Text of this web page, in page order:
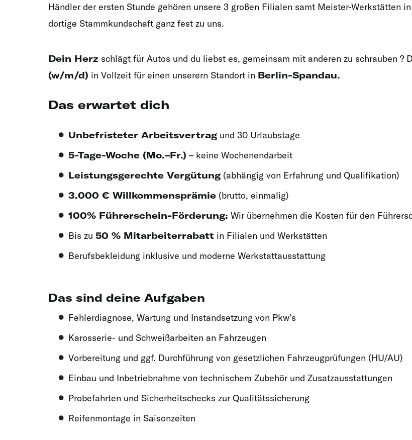
Händler der ersten Stunde gehören unsere 3 großen Filialen samt Meister-Werkstätten
dortige Stammkundschaft ganz fest zu uns.
Dein Herz schlägt für Autos und du liebst es, gemeinsam mit anderen zu schrauben ?
(w/m/d) in Vollzeit für einen unserern Standort in Berlin-Spandau.
Das erwartet dich
Unbefristeter Arbeitsvertrag und 30 Urlaubstage
5-Tage-Woche (Mo.–Fr.) – keine Wochenendarbeit
Leistungsgerechte Vergütung (abhängig von Erfahrung und Qualifikation)
3.000 € Willkommensprämie (brutto, einmalig)
100% Führerschein-Förderung: Wir übernehmen die Kosten für den
Bis zu 50 % Mitarbeiterrabatt in Filialen und Werkstätten
Berufsbekleidung inklusive und moderne Werkstattausstattung
Das sind deine Aufgaben
Fehlerdiagnose, Wartung und Instandsetzung von Pkw’s
Karosserie- und Schweißarbeiten an Fahrzeugen
Vorbereitung und ggf. Durchführung von gesetzlichen Fahrzeugprüfungen (HU/AU)
Einbau und Inbetriebnahme von technischem Zubehör und Zusatzausstattungen
Probefahrten und Sicherheitschecks zur Qualitätssicherung
Reifenmontage in Saisonzeiten